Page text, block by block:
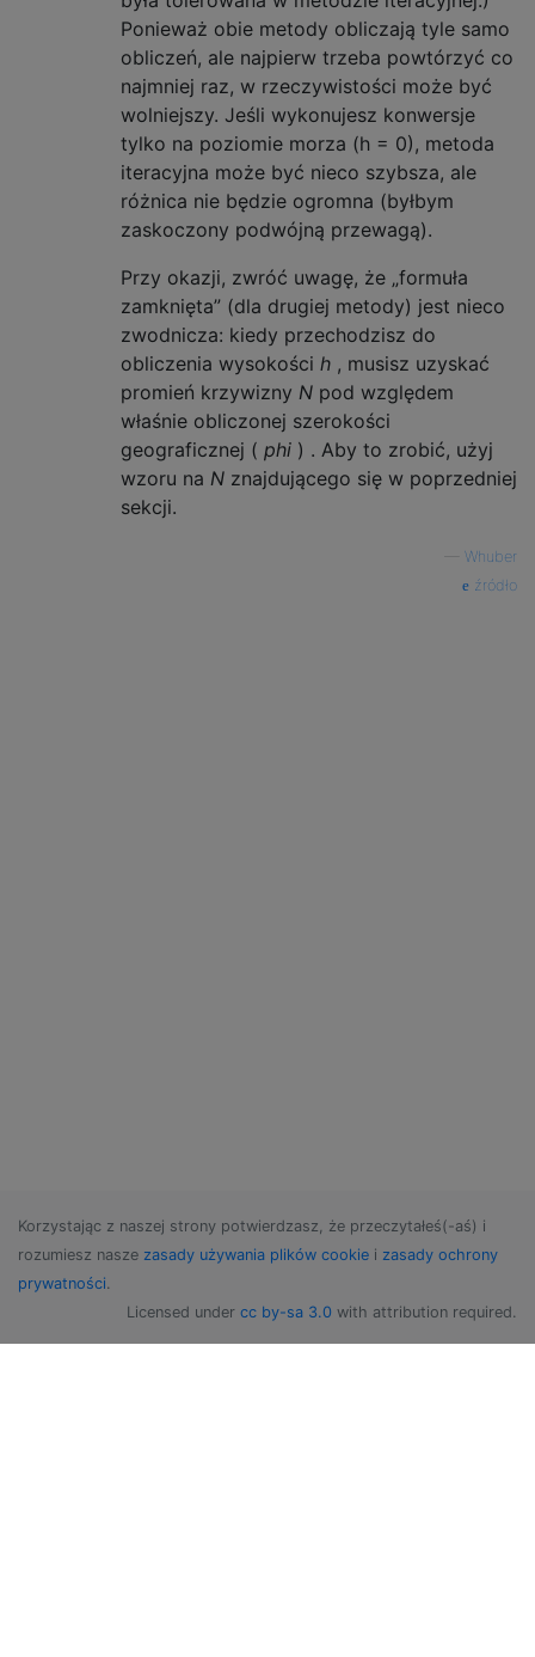
Ponieważ obie metody obliczają tyle samo
obliczeń, ale najpierw trzeba powtórzyć co
najmniej raz, w rzeczywistości może być
wolniejszy. Jeśli wykonujesz konwersje
tylko na poziomie morza (h = 0), metoda
iteracyjna może być nieco szybsza, ale
różnica nie będzie ogromna (byłbym
zaskoczony podwójną przewagą).
Przy okazji, zwróć uwagę, że „formuła
zamknięta” (dla drugiej metody) jest nieco
zwodnicza: kiedy przechodzisz do
obliczenia wysokości h , musisz uzyskać
promień krzywizny N pod względem
właśnie obliczonej szerokości
geograficznej ( phi ) . Aby to zrobić, użyj
wzoru na N znajdującego się w poprzedniej
sekcji.
Whuber
źródło
Korzystając z naszej strony potwierdzasz, że przeczytałeś(-aś) i
rozumiesz nasze zasady używania plików cookie i zasady ochrony
prywatności.
Licensed under cc by-sa 3.0 with attribution required.